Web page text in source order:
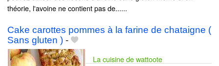
théorie, l'avoine ne contient pas de......
Cake carottes pommes à la farine de chataigne (
Sans gluten ) -
La cuisine de wattoote